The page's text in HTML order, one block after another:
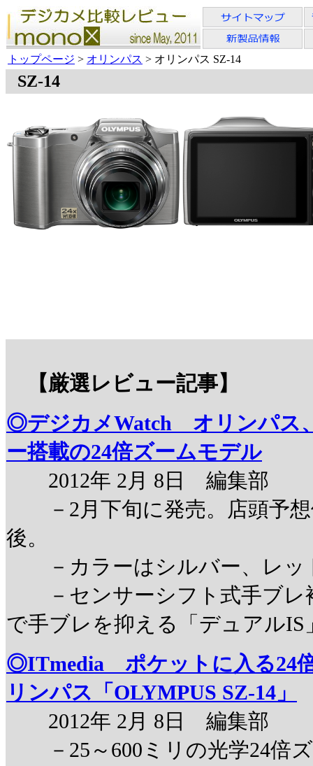
トップページ > オリンパス > オリンパス SZ-14
SZ-14
【厳選レビュー記事】
◎デジカメWatch オリンパス
ー搭載の24倍ズームモデル
2012年 2月 8日 編集部
－2月下旬に発売。店頭予想
後。
－カラーはシルバー、レッ
－センサーシフト式手ブレ
で手ブレを抑える「デュアルIS
◎ITmedia ポケットに入る24
リンパス「OLYMPUS SZ-14」
2012年 2月 8日 編集部
－25～600ミリの光学24倍